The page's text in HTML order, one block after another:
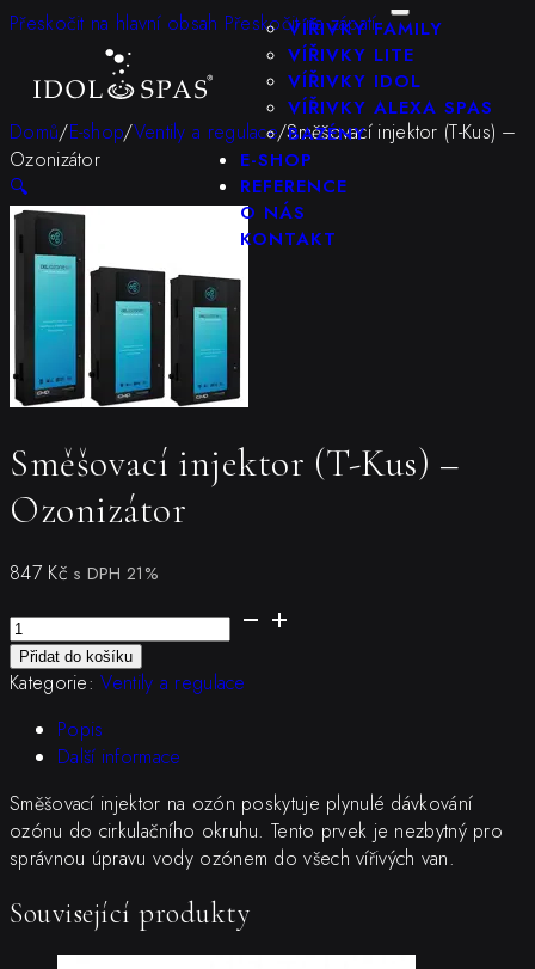
Přeskočit na hlavní obsah Přeskočit na zápatí
VÍŘIVKY FAMILY
VÍŘIVKY LITE
VÍŘIVKY IDOL
VÍŘIVKY ALEXA SPAS
BAZÉNY
E-SHOP
REFERENCE
O NÁS
KONTAKT
Domů/E-shop/Ventily a regulace/Směšovací injektor (T-Kus) –
Ozonizátor
🔍
Směšovací injektor (T-Kus) –
Ozonizátor
847 Kč s DPH 21%
Směšovací
injektor
(T-
Ozonizátor
Přidat do košíku
Kategorie:Ventily a regulace
Popis
Další informace
Směšovací injektor na ozón poskytuje plynulé dávkování
ozónu do cirkulačního okruhu. Tento prvek je nezbytný pro
správnou úpravu vody ozónem do všech vířivých van.
Související produkty